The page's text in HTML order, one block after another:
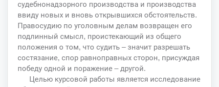
судебнонадзорного производства и производства
ввиду новых и вновь открывшихся обстоятельств.
Правосудию по уголовным делам возвращен его
подлинный смысл, проистекающий из общего
положения о том, что судить – значит разрешать
состязание, спор равноправных сторон, присуждая
победу одной и поражение – другой.
Целью курсовой работы является исследование